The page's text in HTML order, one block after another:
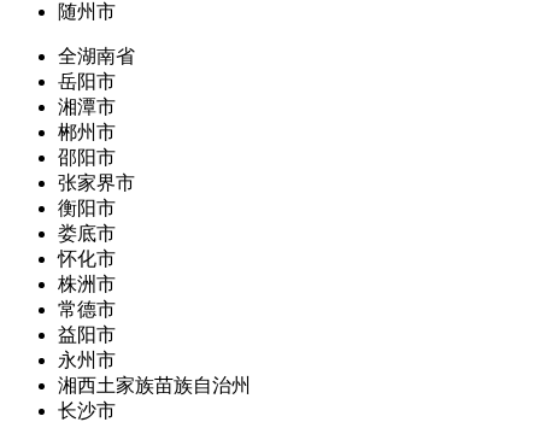
随州市
全湖南省
岳阳市
湘潭市
郴州市
邵阳市
张家界市
衡阳市
娄底市
怀化市
株洲市
常德市
益阳市
永州市
湘西土家族苗族自治州
长沙市